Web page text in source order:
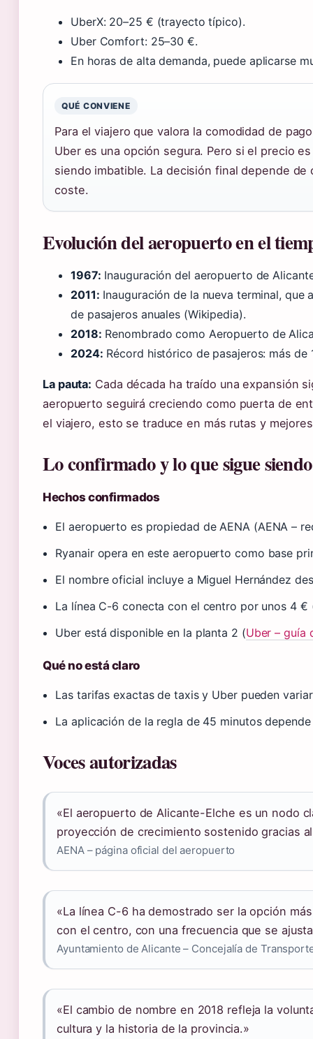
UberX: 20–25 € (trayecto típico).
Uber Comfort: 25–30 €.
En horas de alta demanda, puede aplicarse
QUÉ CONVIENE
Para el viajero que valora la comodidad de
Uber es una opción segura. Pero si el precio
siendo imbatible. La decisión final depende
coste.
Evolución del aeropuerto en el
1967: Inauguración del aeropuerto de
2011: Inauguración de la nueva terminal,
de pasajeros anuales (Wikipedia).
2018: Renombrado como Aeropuerto de
2024: Récord histórico de pasajeros: más
La pauta: Cada década ha traído una expansión
aeropuerto seguirá creciendo como puerta de
el viajero, esto se traduce en más rutas y
Lo confirmado y lo que sigue
Hechos confirmados
El aeropuerto es propiedad de AENA (AENA –
Ryanair opera en este aeropuerto como base
El nombre oficial incluye a Miguel Hernández
La línea C-6 conecta con el centro por unos 4 €
Uber está disponible en la planta 2 (Uber – guía
Qué no está claro
Las tarifas exactas de taxis y Uber pueden
La aplicación de la regla de 45 minutos
Voces autorizadas
«El aeropuerto de Alicante-Elche es un nodo
proyección de crecimiento sostenido gracias
AENA – página oficial del aeropuerto
«La línea C-6 ha demostrado ser la opción
con el centro, con una frecuencia que se
Ayuntamiento de Alicante – Concejalía de
«El cambio de nombre en 2018 refleja la
cultura y la historia de la provincia.»